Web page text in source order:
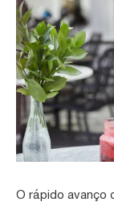
O rápido avanço